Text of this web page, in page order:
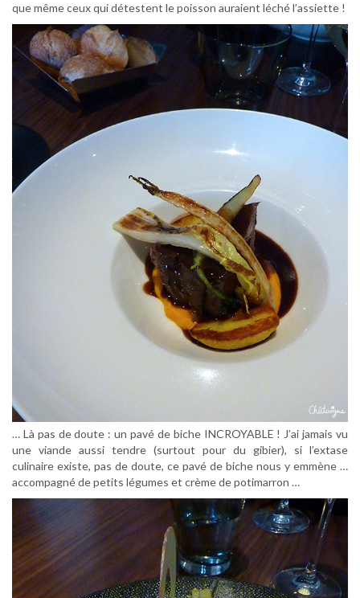
que même ceux qui détestent le poisson auraient léché l’assiette !
… Là pas de doute : un pavé de biche INCROYABLE ! J’ai jamais vu
une viande aussi tendre (surtout pour du gibier), si l’extase
culinaire existe, pas de doute, ce pavé de biche nous y emmène …
accompagné de petits légumes et crème de potimarron …